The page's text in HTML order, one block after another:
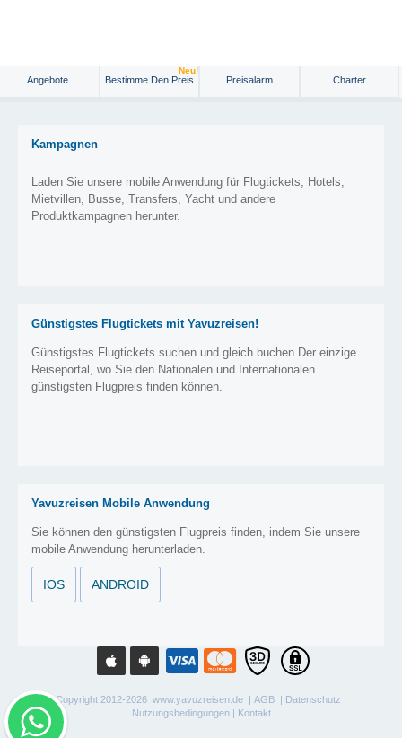
Angebote Bestimme Den Preis
Neu!
Preisalarm Charter
Kampagnen
Laden Sie unsere mobile Anwendung für Flugtickets, Hotels,
Mietvillen, Busse, Transfers, Yacht und andere
Produktkampagnen herunter.
Günstigstes Flugtickets mit Yavuzreisen!
Günstigstes Flugtickets suchen und gleich buchen.Der einzige
Reiseportal, wo Sie den Nationalen und Internationalen
günstigsten Flugpreis finden können.
Yavuzreisen Mobile Anwendung
Sie können den günstigsten Flugpreis finden, indem Sie unsere
mobile Anwendung herunterladen.
IOS ANDROID
Copyright 2012-2026 www.yavuzreisen.de | AGB | Datenschutz |
Nutzungsbedingungen| Kontakt